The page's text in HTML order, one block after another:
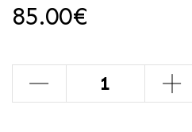
85.00€
- +